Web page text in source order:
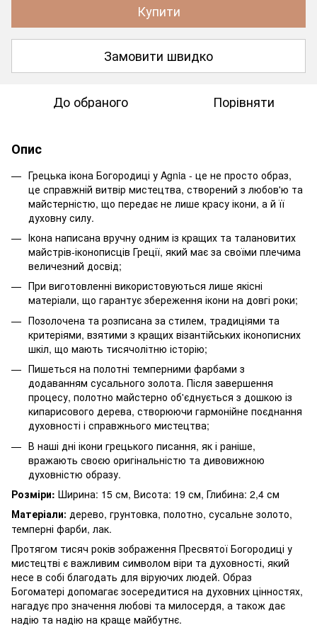
Купити
Замовити швидко
До обраного Порівняти
Опис
Грецька ікона Богородиці у Agnia - це не просто образ,
це справжній витвір мистецтва, створений з любов'ю та
майстерністю, що передає не лише красу ікони, а й її
духовну силу.
Ікона написана вручну одним із кращих та талановитих
майстрів-іконописців Греції, який має за своїми плечима
величезний досвід;
При виготовленні використовуються лише якісні
матеріали, що гарантує збереження ікони на довгі роки;
Позолочена та розписана за стилем, традиціями та
критеріями, взятими з кращих візантійських іконописних
шкіл, що мають тисячолітню історію;
Пишеться на полотні темперними фарбами з
додаванням сусального золота. Після завершення
процесу, полотно майстерно об'єднується з дошкою із
кипарисового дерева, створюючи гармонійне поєднання
духовності і справжнього мистецтва;
В наші дні ікони грецького писання, як і раніше,
вражають своєю оригінальністю та дивовижною
духовністю образу.
Розміри: Ширина: 15 см, Висота: 19 см, Глибина: 2,4 см
Матеріали: дерево, грунтовка, полотно, сусальне золото,
темперні фарби, лак.
Протягом тисяч років зображення Пресвятої Богородиці у
мистецтві є важливим символом віри та духовності, який
несе в собі благодать для віруючих людей. Образ
Богоматері допомагає зосередитися на духовних цінностях,
нагадує про значення любові та милосердя, а також дає
надію та надію на краще майбутнє.